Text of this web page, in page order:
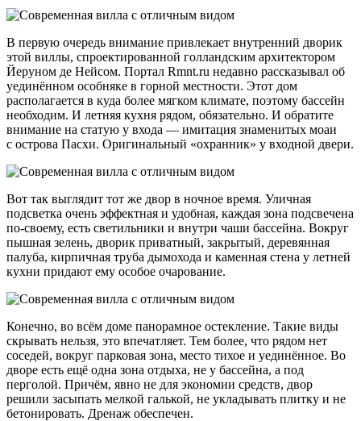
В первую очередь внимание привлекает внутренний дворик
этой виллы, спроектированной голландским архитектором
Йеруном де Нейсом. Портал Rmnt.ru недавно рассказывал об
уединённом особняке в горной местности. Этот дом
располагается в куда более мягком климате, поэтому бассейн
необходим. И летняя кухня рядом, обязательно. И обратите
внимание на статую у входа — имитация знаменитых моаи
с острова Пасхи. Оригинальный «охранник» у входной двери.
Вот так выглядит тот же двор в ночное время. Уличная
подсветка очень эффектная и удобная, каждая зона подсвечена
по-своему, есть светильники и внутри чаши бассейна. Вокруг
пышная зелень, дворик приватный, закрытый, деревянная
палуба, кирпичная труба дымохода и каменная стена у летней
кухни придают ему особое очарование.
Конечно, во всём доме панорамное остекление. Такие виды
скрывать нельзя, это впечатляет. Тем более, что рядом нет
соседей, вокруг парковая зона, место тихое и уединённое. Во
дворе есть ещё одна зона отдыха, не у бассейна, а под
перголой. Причём, явно не для экономии средств, двор
решили засыпать мелкой галькой, не укладывать плитку и не
бетонировать. Дренаж обеспечен.